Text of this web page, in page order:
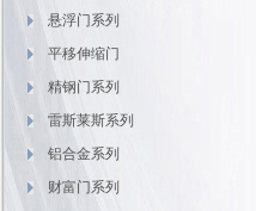
悬浮门系列
平移伸缩门
精钢门系列
雷斯莱斯系列
铝合金系列
财富门系列